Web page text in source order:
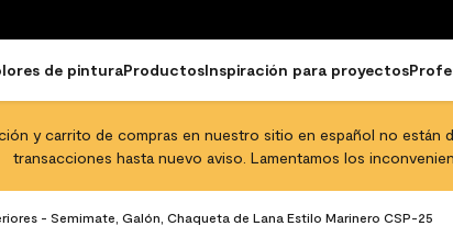
de pinturaProductosInspiración para proyectos
y carrito de compras en nuestro sitio en español no están
transacciones hasta nuevo aviso. Lamentamos los
- Semimate, Galón, Chaqueta de Lana Estilo Marinero CSP-25